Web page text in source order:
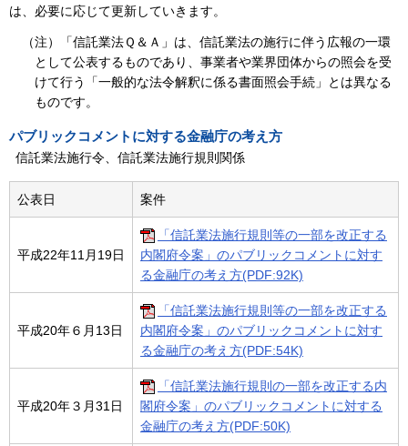
は、必要に応じて更新していきます。
（注）「信託業法Ｑ＆Ａ」は、信託業法の施行に伴う広報の一環
として公表するものであり、事業者や業界団体からの照会を受
けて行う「一般的な法令解釈に係る書面照会手続」とは異なる
ものです。
パブリックコメントに対する金融庁の考え方
信託業法施行令、信託業法施行規則関係
公表日 案件
平成22年11月19日
「信託業法施行規則等の一部を改正する
内閣府令案」のパブリックコメントに対す
る金融庁の考え方(PDF:92K)
平成20年６月13日
「信託業法施行規則等の一部を改正する
内閣府令案」のパブリックコメントに対す
る金融庁の考え方(PDF:54K)
平成20年３月31日
「信託業法施行規則の一部を改正する内
閣府令案」のパブリックコメントに対する
金融庁の考え方(PDF:50K)